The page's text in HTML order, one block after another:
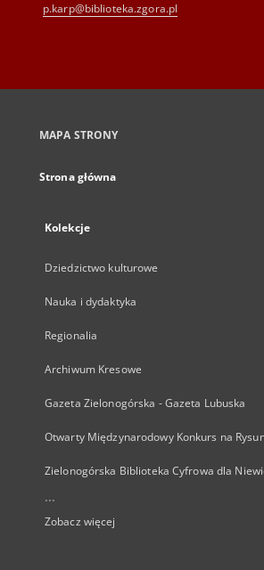
p.karp@biblioteka.zgora.pl
MAPA STRONY
Strona główna
Kolekcje
Dziedzictwo kulturowe
Nauka i dydaktyka
Regionalia
Archiwum Kresowe
Gazeta Zielonogórska - Gazeta Lubuska
Otwarty Międzynarodowy Konkurs na
Zielonogórska Biblioteka Cyfrowa dla
...
Zobacz więcej